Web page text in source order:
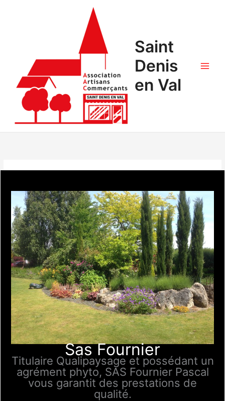
Saint
Denis
en Val
Sas Fournier
Titulaire Qualipaysage et possédant un
agrément phyto, SAS Fournier Pascal
vous garantit des prestations de
qualité.